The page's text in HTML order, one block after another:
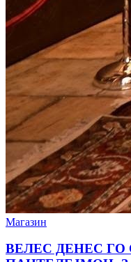
Магазин
ВЕЛЕС ДЕНЕС